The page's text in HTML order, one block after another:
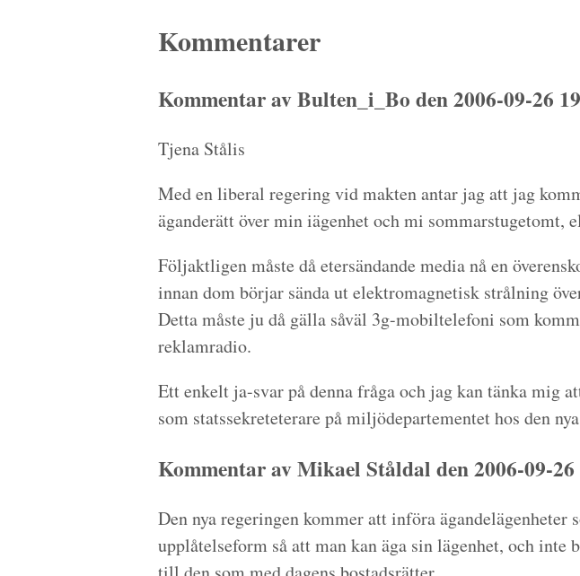
Kommentarer
Kommentar av Bulten_i_Bo den 2006-09-26
Tjena Stålis
Med en liberal regering vid makten antar jag att jag
äganderätt över min iägenhet och mi sommarstugetomt,
Följaktligen måste då etersändande media nå en
innan dom börjar sända ut elektromagnetisk strålning
Detta måste ju då gälla såväl 3g-mobiltelefoni som
reklamradio.
Ett enkelt ja-svar på denna fråga och jag kan tänka mig
som statssekreteterare på miljödepartementet hos den
Kommentar av Mikael Ståldal den 2006-09-
Den nya regeringen kommer att införa ägandelägenheter
upplåtelseform så att man kan äga sin lägenhet, och inte